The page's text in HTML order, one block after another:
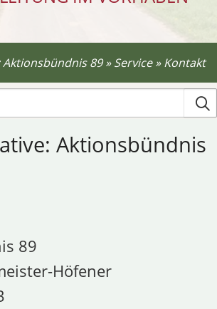
Aktionsbündnis 89»Service»Kontakt
Aktionsbündnis
89
Höfener